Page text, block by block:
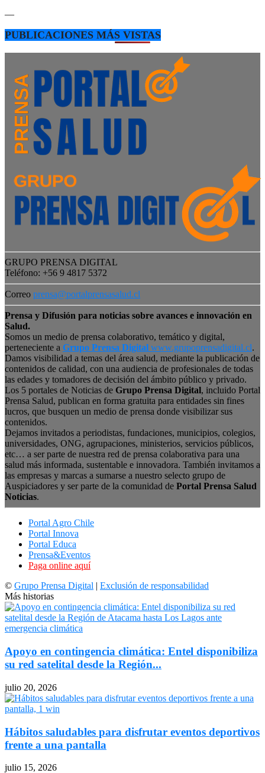
—
PUBLICACIONES MÁS VISTAS
GRUPO PRENSA DIGITAL
Teléfono: +56 9 4817 5372
Correo prensa@portalprensasalud.cl
Prensa y Difusión para noticias sobre avances e innovación en
Salud.
Somos un medio de prensa colaborativo, temático y digital,
perteneciente a Grupo Prensa Digital www.grupoprensadigital.cl.
Damos visibilidad a temas del área salud, mediante la publicación de
contenidos de calidad, con una audiencia de profesionales de todas
las edades y tomadores de decisión del ámbito público y privado.
Los 5 portales de Noticias de Grupo Prensa Digital, incluido Portal
Prensa Salud, publican en forma gratuita para entidades sin fines
lucros, que busquen un medio de prensa donde visibilizar sus
contenidos.
Dejamos invitados a periodistas, fundaciones, municipios, colegios,
universidades, ONG, agrupaciones, ministerios, servicios públicos,
etc… a ser parte de nuestra red de prensa colaborativa para una
salud más informada, sustentable e innovadora. También invitamos a
las empresas y marcas a sumarse a nuestro selecto grupo de
Auspiciadores y ser parte de la comunidad de Portal Prensa Salud
Noticias.
Portal Agro Chile
Portal Innova
Portal Educa
Prensa&Eventos
Paga online aquí
© Grupo Prensa Digital | Exclusión de responsabilidad
Más historias
Apoyo en contingencia climática: Entel disponibiliza
su red satelital desde la Región...
julio 20, 2026
Hábitos saludables para disfrutar eventos deportivos
frente a una pantalla
julio 15, 2026